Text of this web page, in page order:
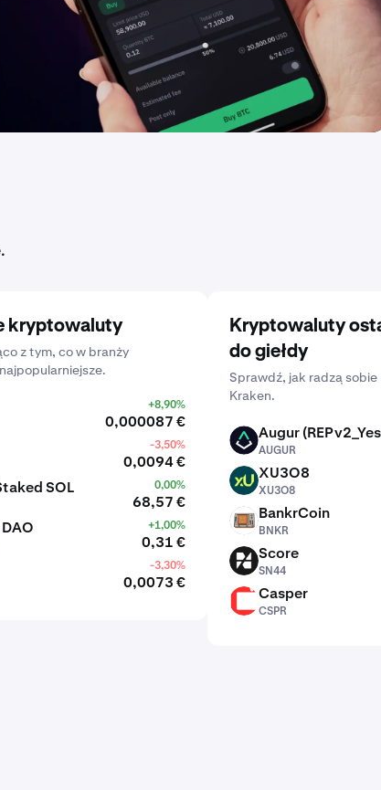
kryptowaluty
z tym, co w branży
+8,90%
0,000087 €
-3,50%
0,0094 €
SOL 0,00%
68,57 €
+1,00%
0,31 €
-3,30%
0,0073 €
Kryptowaluty
do giełdy
Sprawdź, jak radzą sobie
Kraken.
AUGUR Augur
AUGUR
XU3O8 XU3O8
XU3O8
BNKR BankrCoin
BNKR
SN44 Score
SN44
Casper
CSPR